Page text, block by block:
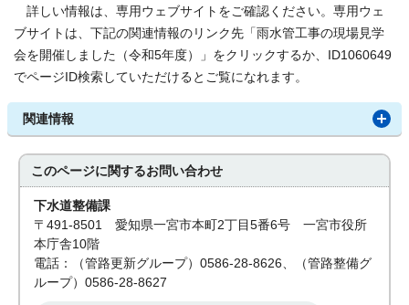
詳しい情報は、専用ウェブサイトをご確認ください。専用ウェ
ブサイトは、下記の関連情報のリンク先「雨水管工事の現場見学
会を開催しました（令和5年度）」をクリックするか、ID1060649
でページID検索していただけるとご覧になれます。
関連情報
このページに関するお問い合わせ
下水道整備課
〒491-8501 愛知県一宮市本町2丁目5番6号 一宮市役所
本庁舎10階
電話：（管路更新グループ）0586-28-8626、（管路整備グ
ループ）0586-28-8627